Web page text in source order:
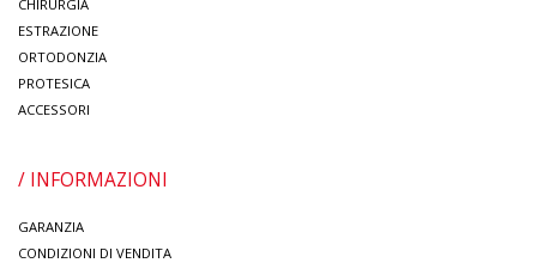
CHIRURGIA
ESTRAZIONE
ORTODONZIA
PROTESICA
ACCESSORI
/ INFORMAZIONI
GARANZIA
CONDIZIONI DI VENDITA